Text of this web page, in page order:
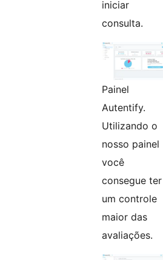
iniciar
consulta.
Painel
Autentify.
Utilizando o
nosso painel
você
consegue ter
um controle
maior das
avaliações.